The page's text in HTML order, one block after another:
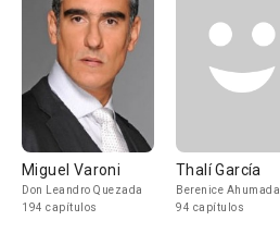
Miguel Varoni
Don Leandro Quezada
194 capítulos
Thalí García
Berenice Ahumada
94 capítulos